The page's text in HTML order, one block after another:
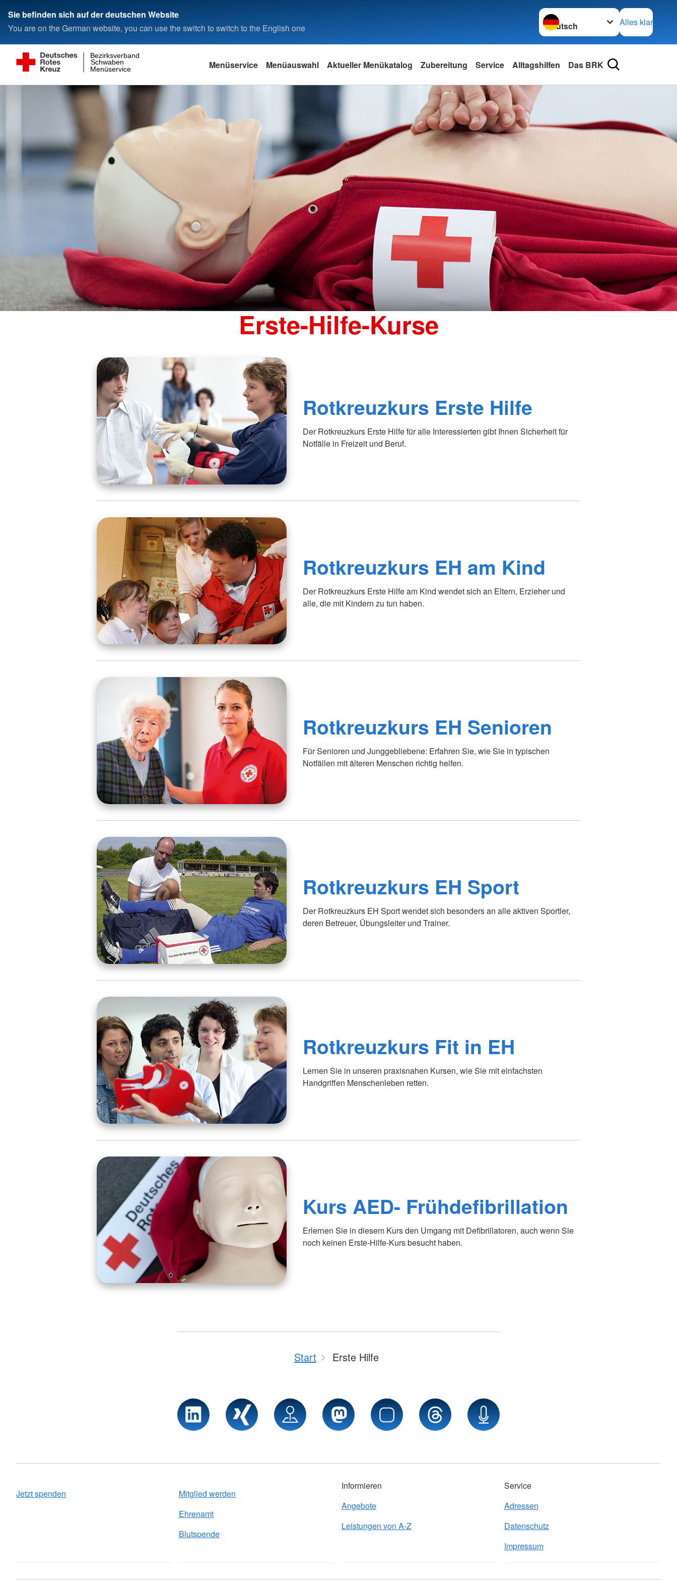
Sie befinden sich auf der deutschen Website
You are on the German website, you can use the switch to switch to the English one
Sprache wechseln zu
Alles klar
Menüservice
Schwaben
Bezirksverband
Menüservice Menüauswahl Aktueller Menükatalog Zubereitung Service Alltagshilfen Das BRK
Erste-Hilfe-Kurse
Rotkreuzkurs Erste Hilfe
Der Rotkreuzkurs Erste Hilfe für alle Interessierten gibt Ihnen Sicherheit für
Notfälle in Freizeit und Beruf.
Rotkreuzkurs EH am Kind
Der Rotkreuzkurs Erste Hilfe am Kind wendet sich an Eltern, Erzieher und
alle, die mit Kindern zu tun haben.
Rotkreuzkurs EH Senioren
Für Senioren und Junggebliebene: Erfahren Sie, wie Sie in typischen
Notfällen mit älteren Menschen richtig helfen.
Rotkreuzkurs EH Sport
Der Rotkreuzkurs EH Sport wendet sich besonders an alle aktiven Sportler,
deren Betreuer, Übungsleiter und Trainer.
Rotkreuzkurs Fit in EH
Lernen Sie in unseren praxisnahen Kursen, wie Sie mit einfachsten
Handgriffen Menschenleben retten.
Kurs AED- Frühdefibrillation
Erlernen Sie in diesem Kurs den Umgang mit Defibrillatoren, auch wenn Sie
noch keinen Erste-Hilfe-Kurs besucht haben.
Start Erste Hilfe
Jetzt spenden
Mitglied werden
Ehrenamt
Blutspende
Informieren
Angebote
Leistungen von A-Z
Service
Adressen
Datenschutz
Impressum